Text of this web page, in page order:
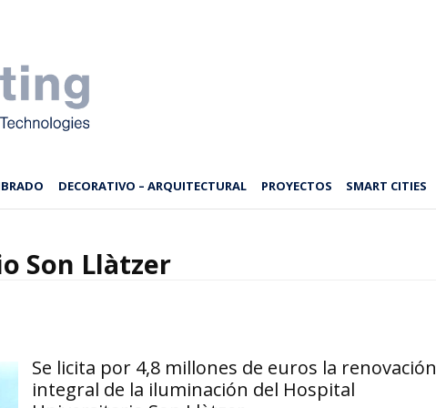
DECORATIVO – ARQUITECTURAL PROYECTOS SMART CITIES
Son Llàtzer
Se licita por 4,8 millones de euros la renovación
integral de la iluminación del Hospital